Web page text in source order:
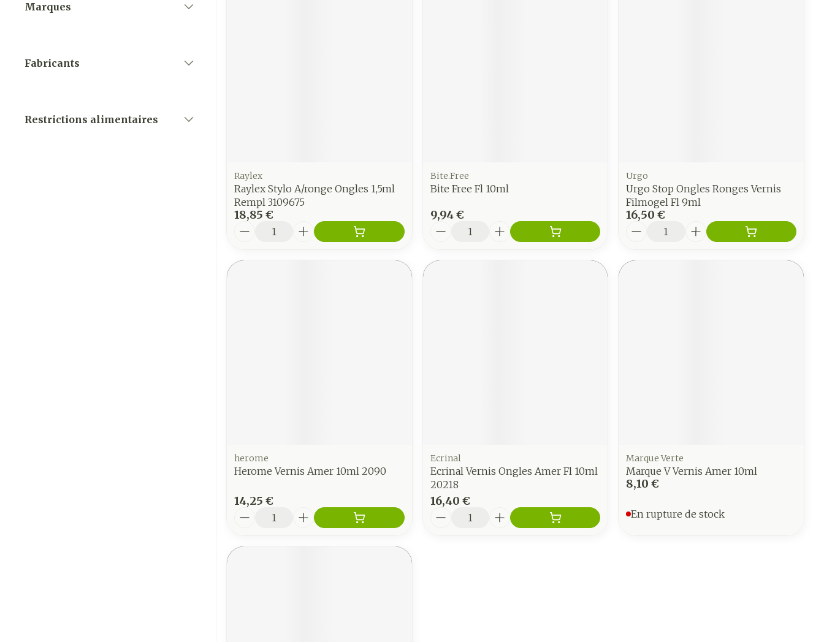
Marques
Fabricants
Restrictions alimentaires
Raylex
Raylex Stylo A/ronge Ongles 1,5ml
Rempl 3109675
18,85 €
Quantité
Bite.Free
Bite Free Fl 10ml
9,94 €
Quantité
Urgo
Urgo Stop Ongles Ronges Vernis
Filmogel Fl 9ml
16,50 €
Quantité
herome
Herome Vernis Amer 10ml 2090
14,25 €
Quantité
Ecrinal
Ecrinal Vernis Ongles Amer Fl 10ml
20218
16,40 €
Quantité
Marque Verte
Marque V Vernis Amer 10ml
8,10 €
En rupture de stock